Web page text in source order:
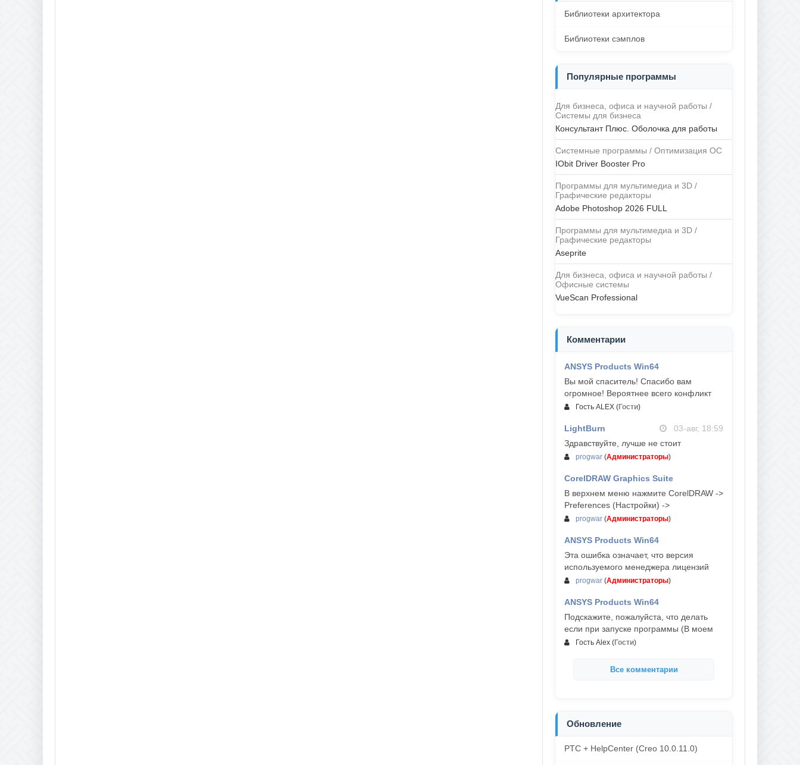
Библиотеки архитектора
Библиотеки сэмплов
Популярные программы
Для бизнеса, офиса и научной работы /
Системы для бизнеса
Консультант Плюс. Оболочка для работы
Системные программы / Оптимизация ОС
IObit Driver Booster Pro
Программы для мультимедиа и 3D /
Графические редакторы
Adobe Photoshop 2026 FULL
Программы для мультимедиа и 3D /
Графические редакторы
Aseprite
Для бизнеса, офиса и научной работы /
Офисные системы
VueScan Professional
Комментарии
ANSYS Products Win64
Вы мой спаситель! Спасибо вам
огромное! Вероятнее всего конфликт
Гость ALEX (Гости)
LightBurn
03-авг, 18:59
Здравствуйте, лучше не стоит
progwar (Администраторы)
CorelDRAW Graphics Suite
03-авг, 18:58
В верхнем меню нажмите CorelDRAW ->
Preferences (Настройки) ->
progwar (Администраторы)
ANSYS Products Win64
Эта ошибка означает, что версия
используемого менеджера лицензий
progwar (Администраторы)
ANSYS Products Win64
Подскажите, пожалуйста, что делать
если при запуске программы (В моем
Гость Alex (Гости)
Все комментарии
Обновление
PTC + HelpCenter (Creo 10.0.11.0)